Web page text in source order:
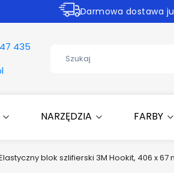
Darmowa dostawa
435
NARZĘDZIA FARBY
blok szlifierski 3M Hookit, 406 x 67